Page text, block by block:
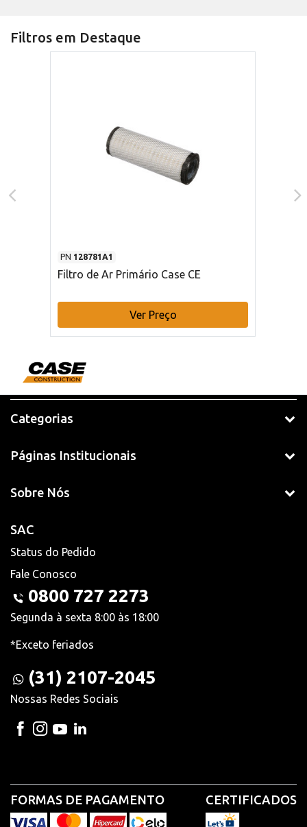
Filtros em Destaque
PN 128781A1
Filtro de Ar Primário Case CE
Ver Preço
Categorias
Páginas Institucionais
Sobre Nós
SAC
Status do Pedido
Fale Conosco
0800 727 2273
Segunda à sexta 8:00 às 18:00
*Exceto feriados
(31) 2107-2045
Nossas Redes Sociais
FORMAS DE PAGAMENTO CERTIFICADOS